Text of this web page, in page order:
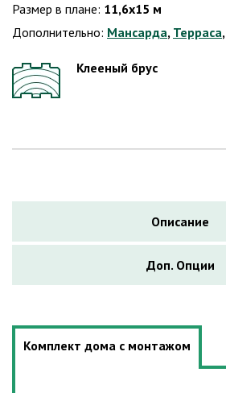
Размер в плане: 11,6х15 м
Дополнительно: Мансарда, Терраса,
Клееный брус
Описание
Доп. Опции
Комплект дома с монтажом